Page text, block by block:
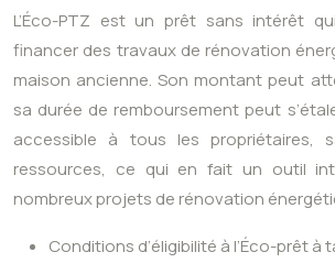
L’Éco-PTZ est un prêt sans intérêt
financer des travaux de rénovation
maison ancienne. Son montant peut
sa durée de remboursement peut
accessible à tous les propriétaires,
ressources, ce qui en fait un outil
nombreux projets de rénovation
Conditions d’éligibilité à l’Éco-prêt à